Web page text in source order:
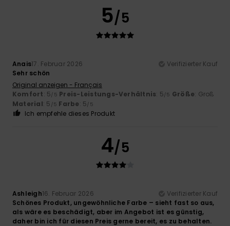
5/5
Anais17. Februar 2026
Verifizierter Kauf
Sehr schön
Original anzeigen - Français
Komfort: 5/5 Preis-Leistungs-Verhältnis: 5/5 Größe: Groß
Material: 5 /5 Farbe: 5/5
Ich empfehle dieses Produkt
4/5
Ashleigh16. Februar 2026
Verifizierter Kauf
Schönes Produkt, ungewöhnliche Farbe – sieht fast so aus,
als wäre es beschädigt, aber im Angebot ist es günstig,
daher bin ich für diesen Preis gerne bereit, es zu behalten.